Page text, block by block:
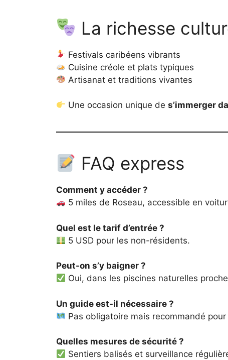
La richesse
Festivals caribéens vibrants
Cuisine créole et plats typiques
Artisanat et traditions vivantes
Une occasion unique des’immerger
FAQ express
Comment y accéder ?
5 miles de Roseau, accessible en
Quel est le tarif d’entrée ?
5 USD pour les non-résidents.
Peut-on s’y baigner ?
Oui, dans les piscines naturelles
Un guide est-il nécessaire ?
Pas obligatoire mais recommandé
Quelles mesures de sécurité ?
Sentiers balisés et surveillance